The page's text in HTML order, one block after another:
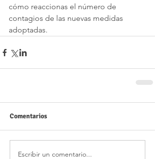
cómo reaccionas el número de
contagios de las nuevas medidas
adoptadas.
Comentarios
Escribir un comentario...